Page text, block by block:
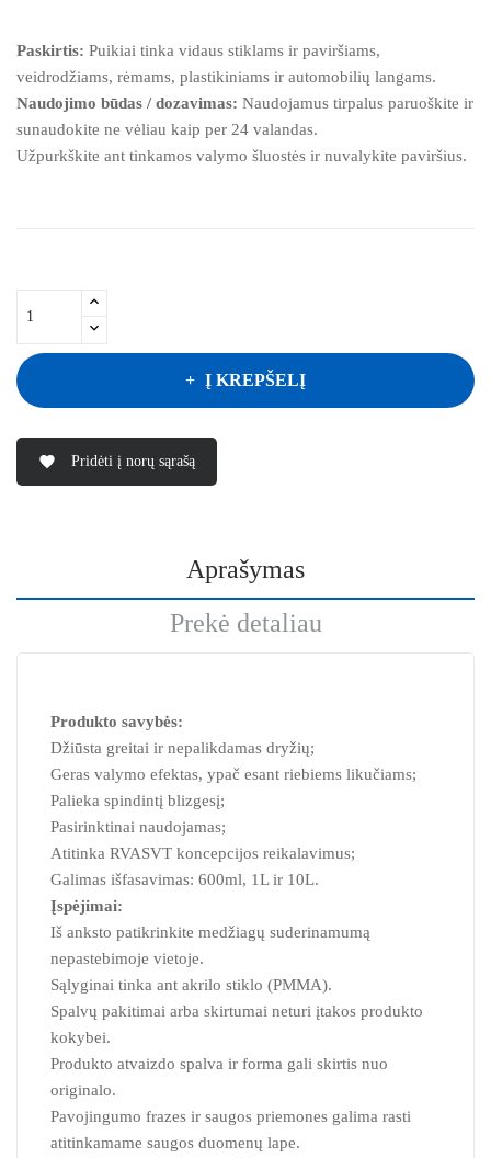
Paskirtis: Puikiai tinka vidaus stiklams ir paviršiams,
veidrodžiams, rėmams, plastikiniams ir automobilių langams.
Naudojimo būdas / dozavimas: Naudojamus tirpalus paruoškite ir
sunaudokite ne vėliau kaip per 24 valandas.
Užpurkškite ant tinkamos valymo šluostės ir nuvalykite paviršius.
Į KREPŠELĮ
favorite Pridėti į norų sąrašą
Aprašymas
Prekė detaliau
Produkto savybės:
Džiūsta greitai ir nepalikdamas dryžių;
Geras valymo efektas, ypač esant riebiems likučiams;
Palieka spindintį blizgesį;
Pasirinktinai naudojamas;
Atitinka RVASVT koncepcijos reikalavimus;
Galimas išfasavimas: 600ml, 1L ir 10L.
Įspėjimai:
Iš anksto patikrinkite medžiagų suderinamumą
nepastebimoje vietoje.
Sąlyginai tinka ant akrilo stiklo (PMMA).
Spalvų pakitimai arba skirtumai neturi įtakos produkto
kokybei.
Produkto atvaizdo spalva ir forma gali skirtis nuo
originalo.
Pavojingumo frazes ir saugos priemones galima rasti
atitinkamame saugos duomenų lape.